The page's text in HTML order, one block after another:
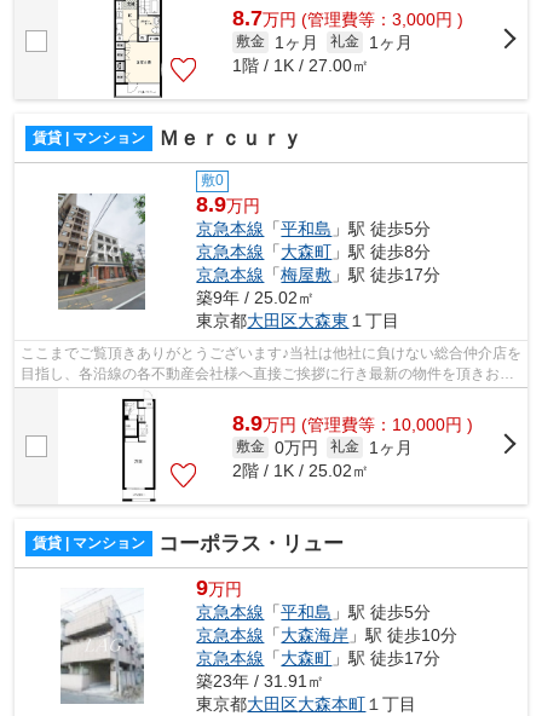
8.7万円 (管理費等：3,000円 )
敷金 1ヶ月 礼金
1ヶ月
1階 / 1K / 27.00㎡
賃貸 | マンション Ｍｅｒｃｕｒｙ
敷0
8.9万円
京急本線 「平和島 」駅 徒歩5分
京急本線 「大森町 」駅 徒歩8分
京急本線 「梅屋敷 」駅 徒歩17分
築9年 / 25.02㎡
東京都大田区大森東 １丁目
ここまでご覧頂きありがとうございます♪当社は他社に負けない総合仲介店を
目指し、各沿線の各不動産会社様へ直接ご挨拶に行き最新の物件を頂きお客
様へ提供しております！最新の情報は...
8.9万円 (管理費等：10,000円 )
敷金 0万円 礼金
1ヶ月
2階 / 1K / 25.02㎡
賃貸 | マンション コーポラス・リュー
9万円
京急本線 「平和島 」駅 徒歩5分
京急本線 「大森海岸 」駅 徒歩10分
京急本線 「大森町 」駅 徒歩17分
築23年 / 31.91㎡
東京都大田区大森本町 １丁目